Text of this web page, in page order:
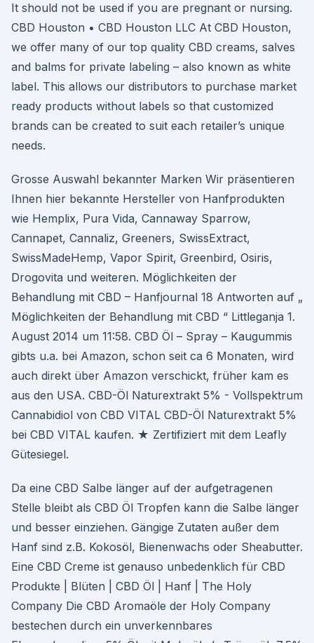
It should not be used if you are pregnant or nursing.
CBD Houston • CBD Houston LLC At CBD Houston,
we offer many of our top quality CBD creams, salves
and balms for private labeling – also known as white
label. This allows our distributors to purchase market
ready products without labels so that customized
brands can be created to suit each retailer’s unique
needs.
Grosse Auswahl bekannter Marken Wir präsentieren
Ihnen hier bekannte Hersteller von Hanfprodukten
wie Hemplix, Pura Vida, Cannaway Sparrow,
Cannapet, Cannaliz, Greeners, SwissExtract,
SwissMadeHemp, Vapor Spirit, Greenbird, Osiris,
Drogovita und weiteren. Möglichkeiten der
Behandlung mit CBD – Hanfjournal 18 Antworten auf „
Möglichkeiten der Behandlung mit CBD “ Littleganja 1.
August 2014 um 11:58. CBD Öl – Spray – Kaugummis
gibts u.a. bei Amazon, schon seit ca 6 Monaten, wird
auch direkt über Amazon verschickt, früher kam es
aus den USA. CBD-Öl Naturextrakt 5% - Vollspektrum
Cannabidiol von CBD VITAL CBD-Öl Naturextrakt 5%
bei CBD VITAL kaufen. ★ Zertifiziert mit dem Leafly
Gütesiegel.
Da eine CBD Salbe länger auf der aufgetragenen
Stelle bleibt als CBD Öl Tropfen kann die Salbe länger
und besser einziehen. Gängige Zutaten außer dem
Hanf sind z.B. Kokosöl, Bienenwachs oder Sheabutter.
Eine CBD Creme ist genauso unbedenklich für CBD
Produkte | Blüten | CBD Öl | Hanf | The Holy
Company Die CBD Aromaöle der Holy Company
bestechen durch ein unverkennbares